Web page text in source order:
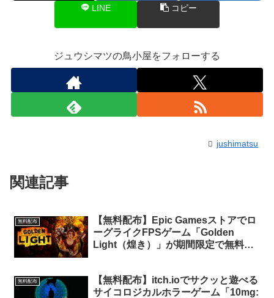
LINE コピー
ジュウシマツの鳥小屋をフォローする
jushimatsu
関連記事
無料配布
【無料配布】Epic Gamesストアでロ
ーグライクFPSゲーム「Golden
Light（煌き）」が期間限定で無料配
無料配布
【無料配布】itch.ioでサクッと遊べる
サイコロジカルホラーゲーム「10mg: